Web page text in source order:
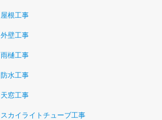
屋根工事
外壁工事
雨樋工事
防水工事
天窓工事
スカイライトチューブ工事